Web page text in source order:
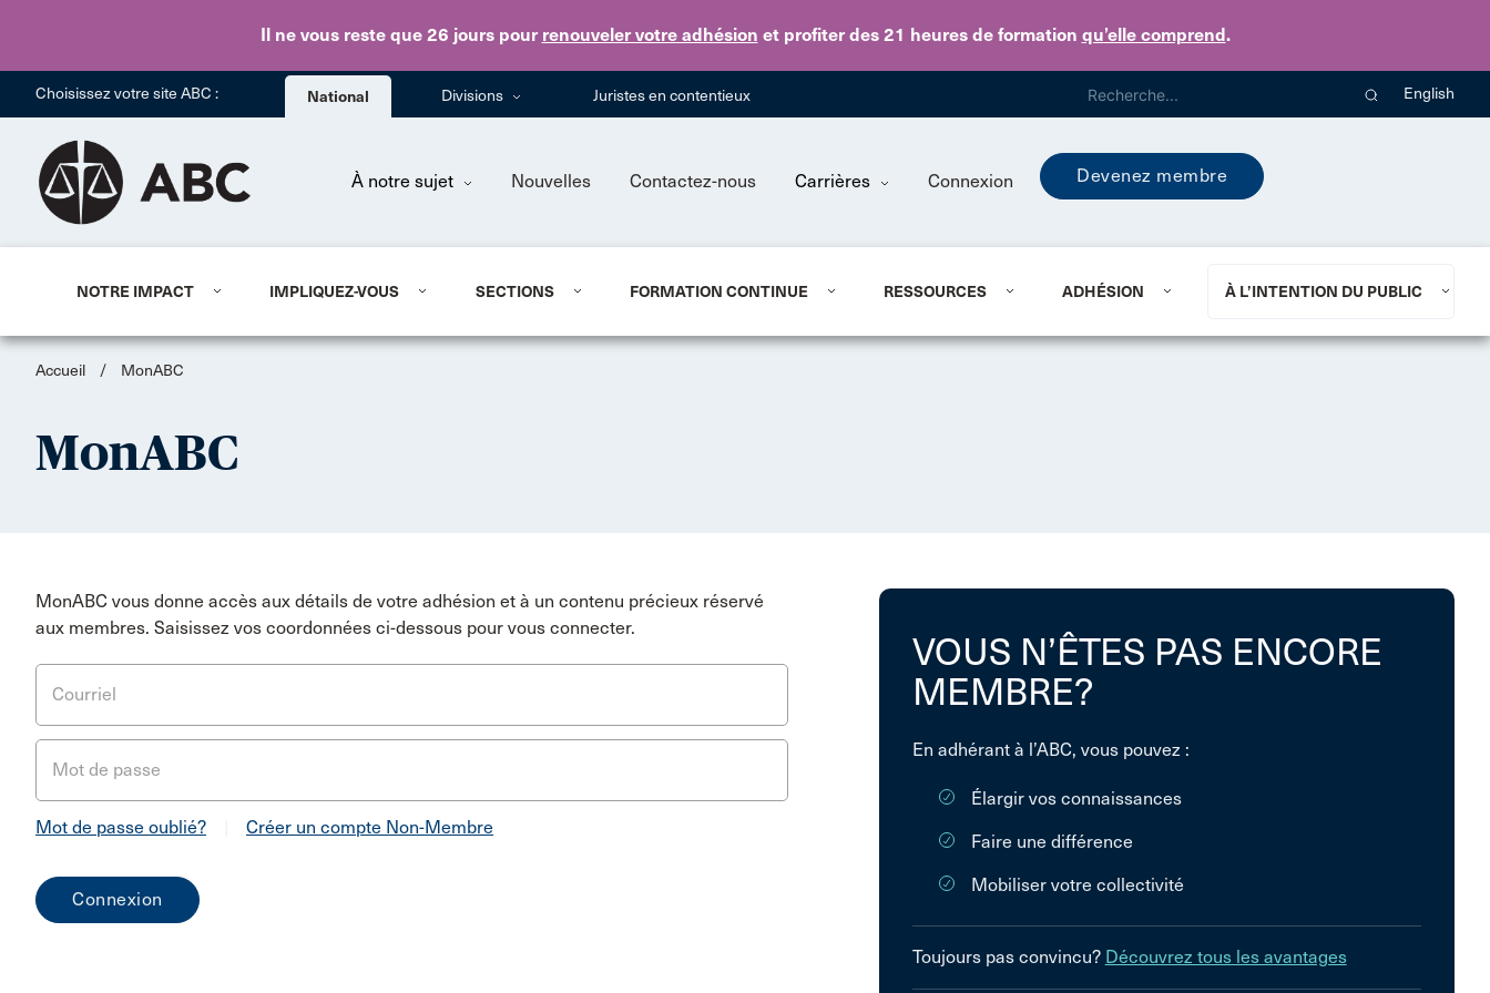
Il ne vous reste que 26 jourspour renouveler votre adhésion et profiter des 21 heures de formation qu’elle comprend.
Skip to main content
Choisissez votre site ABC : National Divisions Juristes en contentieux English
À notre sujet Nouvelles Contactez-nous Carrières Connexion Devenez membre
NOTRE IMPACT IMPLIQUEZ-VOUS SECTIONS FORMATION CONTINUE RESSOURCES ADHÉSION À L’INTENTION DU PUBLIC
Accueil / MonABC
MonABC
MonABC vous donne accès aux détails de votre adhésion et à un contenu précieux réservé
aux membres. Saisissez vos coordonnées ci-dessous pour vous connecter.
Courriel
Mot de passe
Mot de passe oublié? Créer un compte Non-Membre
VOUS N’ÊTES PAS ENCORE
MEMBRE?
En adhérant à l’ABC, vous pouvez :
Élargir vos connaissances
Faire une différence
Mobiliser votre collectivité
Toujours pas convincu? Découvrez tous les avantages